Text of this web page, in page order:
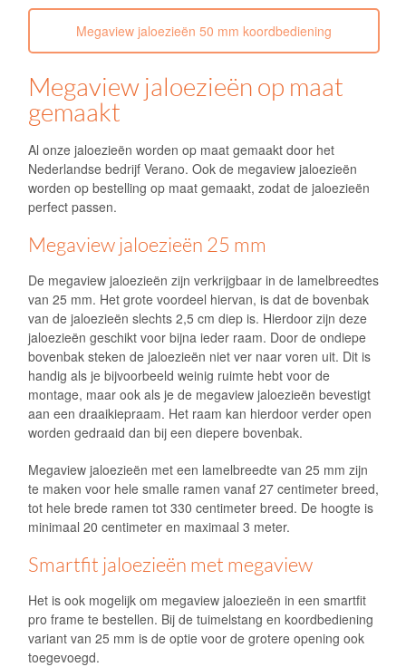
Megaview jaloezieën 50 mm koordbediening
Megaview jaloezieën op maat
gemaakt
Al onze jaloezieën worden op maat gemaakt door het
Nederlandse bedrijf Verano. Ook de megaview jaloezieën
worden op bestelling op maat gemaakt, zodat de jaloezieën
perfect passen.
Megaview jaloezieën 25 mm
De megaview jaloezieën zijn verkrijgbaar in de lamelbreedtes
van 25 mm. Het grote voordeel hiervan, is dat de bovenbak
van de jaloezieën slechts 2,5 cm diep is. Hierdoor zijn deze
jaloezieën geschikt voor bijna ieder raam. Door de ondiepe
bovenbak steken de jaloezieën niet ver naar voren uit. Dit is
handig als je bijvoorbeeld weinig ruimte hebt voor de
montage, maar ook als je de megaview jaloezieën bevestigt
aan een draaikiepraam. Het raam kan hierdoor verder open
worden gedraaid dan bij een diepere bovenbak.
Megaview jaloezieën met een lamelbreedte van 25 mm zijn
te maken voor hele smalle ramen vanaf 27 centimeter breed,
tot hele brede ramen tot 330 centimeter breed. De hoogte is
minimaal 20 centimeter en maximaal 3 meter.
Smartfit jaloezieën met megaview
Het is ook mogelijk om megaview jaloezieën in een smartfit
pro frame te bestellen. Bij de tuimelstang en koordbediening
variant van 25 mm is de optie voor de grotere opening ook
toegevoegd.